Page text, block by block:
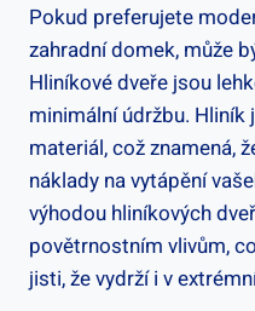
Pokud preferujete
zahradní domek, může
Hliníkové dveře jsou
minimální údržbu.
materiál, což znamená,
náklady na vytápění
výhodou hliníkových
povětrnostním vlivům,
jisti, že vydrží i v